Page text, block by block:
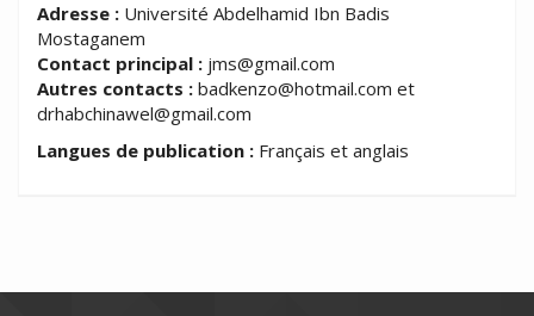
Adresse : Université Abdelhamid Ibn Badis
Mostaganem
Contact principal : jms@gmail.com
Autres contacts : badkenzo@hotmail.com et
drhabchinawel@gmail.com
Langues de publication : Français et anglais